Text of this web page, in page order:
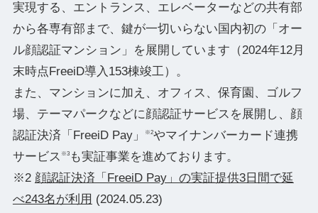
実現する、エントランス、エレベーターなどの共有部
から各専有部まで、鍵が一切いらない国内初の「オー
ル顔認証マンション」を展開しています（2024年12月
末時点FreeiD導入153棟竣工）。
また、マンションに加え、オフィス、保育園、ゴルフ
場、テーマパークなどに顔認証サービスを展開し、顔
認証決済「FreeiD Pay」
※2やマイナンバーカード連携
サービス ※3も実証事業を進めております。
※2 顔認証決済「FreeiD Pay」の実証提供3日間で延
べ243名が利用 (2024.05.23)